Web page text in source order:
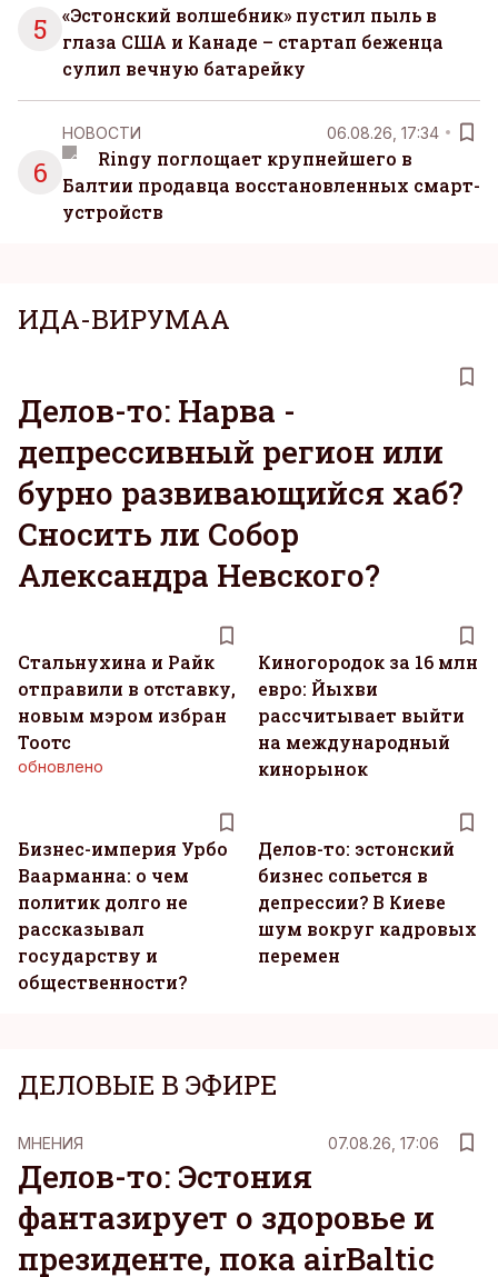
5
«Эстонский волшебник» пустил пыль в
глаза США и Канаде – стартап беженца
сулил вечную батарейку
6
НОВОСТИ 06.08.26, 17:34
Ringy поглощает крупнейшего в
Балтии продавца восстановленных смарт-
устройств
ИДА-ВИРУМАА
Делов-то: Нарва -
депрессивный регион или
бурно развивающийся хаб?
Сносить ли Собор
Александра Невского?
Стальнухина и Райк
отправили в отставку,
новым мэром избран
Тоотс
обновлено
Киногородок за 16 млн
евро: Йыхви
рассчитывает выйти
на международный
кинорынок
Бизнес-империя Урбо
Ваарманна: о чем
политик долго не
рассказывал
государству и
общественности?
Делов-то: эстонский
бизнес сопьется в
депрессии? В Киеве
шум вокруг кадровых
перемен
ДЕЛОВЫЕ В ЭФИРЕ
MНЕНИЯ 07.08.26, 17:06
Делов-то: Эстония
фантазирует о здоровье и
президенте, пока airBaltic